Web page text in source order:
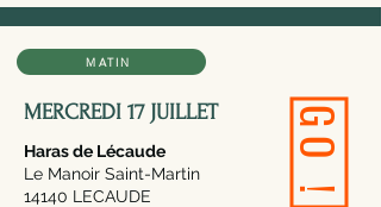
MATIN
MERCREDI 17 JUILLET
Haras de Lécaude
Le Manoir Saint-Martin
14140 LECAUDE
GO !